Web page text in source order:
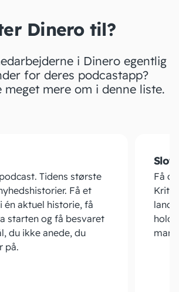
Dinero til?
i Dinero egentlig
for deres podcastapp?
meget mere om i denne liste.
Tidens største
Få et
én aktuel historie, få
starten og få besvaret
du ikke anede, du
på.
Få
hold